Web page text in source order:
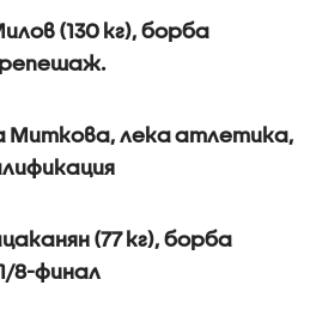
(130 кг), борба
репешаж.
Миткова, лека атлетика,
(77 кг), борба
8-финал